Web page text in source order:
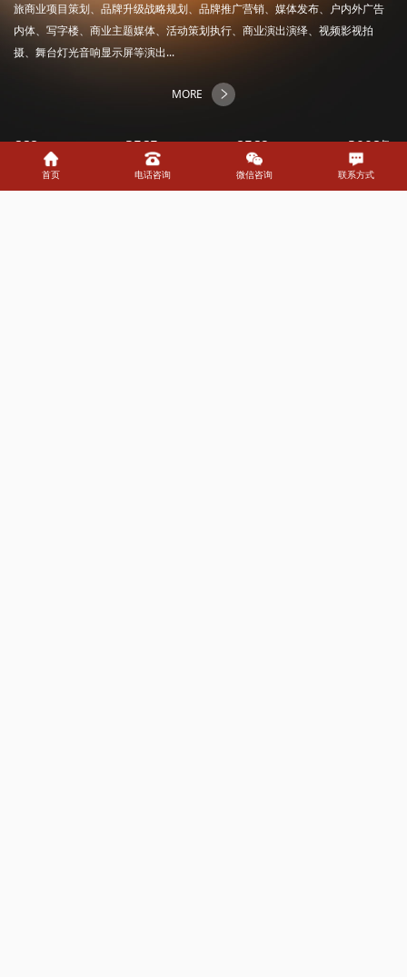
旅商业项目策划、品牌升级战略规划、品牌推广营销、媒体发布、户内外广告
内体、写字楼、商业主题媒体、活动策划执行、商业演出演绎、视频影视拍
摄、舞台灯光音响显示屏等演出...
MORE
668+
合作企业客户
2565+
累积客户案例
8569+
户外大牌资源
2008年
公司创立年
首页 电话咨询 微信咨询 联系方式